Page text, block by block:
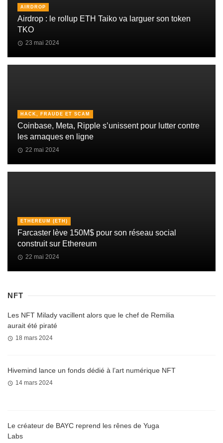
AIRDROP
Airdrop : le rollup ETH Taiko va larguer son token
TKO
23 mai 2024
HACK, FRAUDE ET SCAM
Coinbase, Meta, Ripple s’unissent pour lutter contre
les arnaques en ligne
22 mai 2024
ETHEREUM (ETH)
Farcaster lève 150M$ pour son réseau social
construit sur Ethereum
22 mai 2024
NFT
Les NFT Milady vacillent alors que le chef de Remilia
aurait été piraté
18 mars 2024
Hivemind lance un fonds dédié à l’art numérique NFT
14 mars 2024
Le créateur de BAYC reprend les rênes de Yuga
Labs